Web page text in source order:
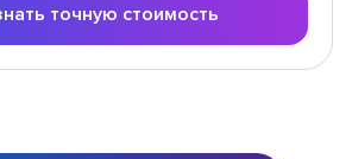
точную стоимость